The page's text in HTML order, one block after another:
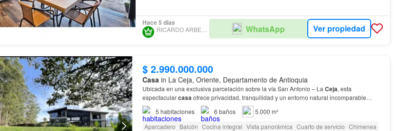
Hace 5 días
RICARDO ARBELÁEZ URIBE WhatsApp Ver propiedad
$ 2.990.000.000
Casa in La Ceja, Oriente, Departamento de Antioquia
Ubicada en una exclusiva parcelación sobre la vía San Antonio – La Ceja, esta
espectacularcasaofrece privacidad, tranquilidad y un entorno natural incomparable
Construida sobre un
lotede 5.000 m², la propiedad está rodeada…
5 habitaciones 6 baños
5.000 m²
Aparcadero Balcón Cocina integral Vista panorámica Cuarto de servicio Chimenea